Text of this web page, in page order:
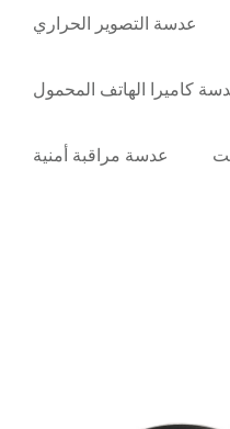
عدسة التصوير الحراري
كاميرا الهاتف المحمول
عدسة مراقبة أمنية